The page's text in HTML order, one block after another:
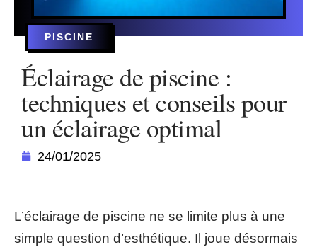
PISCINE
Éclairage de piscine :
techniques et conseils pour
un éclairage optimal
24/01/2025
L’éclairage de piscine ne se limite plus à une
simple question d’esthétique. Il joue désormais